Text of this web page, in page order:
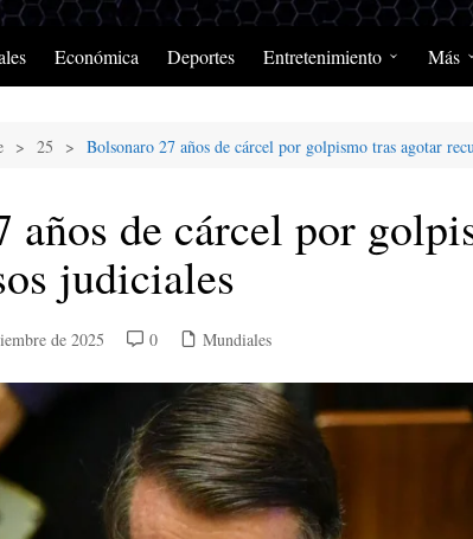
Económica Deportes Entretenimiento
MerengClásicos
Más
25 Bolsonaro 27 años de cárcel por golpismo tras agotar
años de cárcel por
judiciales
de 2025 0 Mundiales